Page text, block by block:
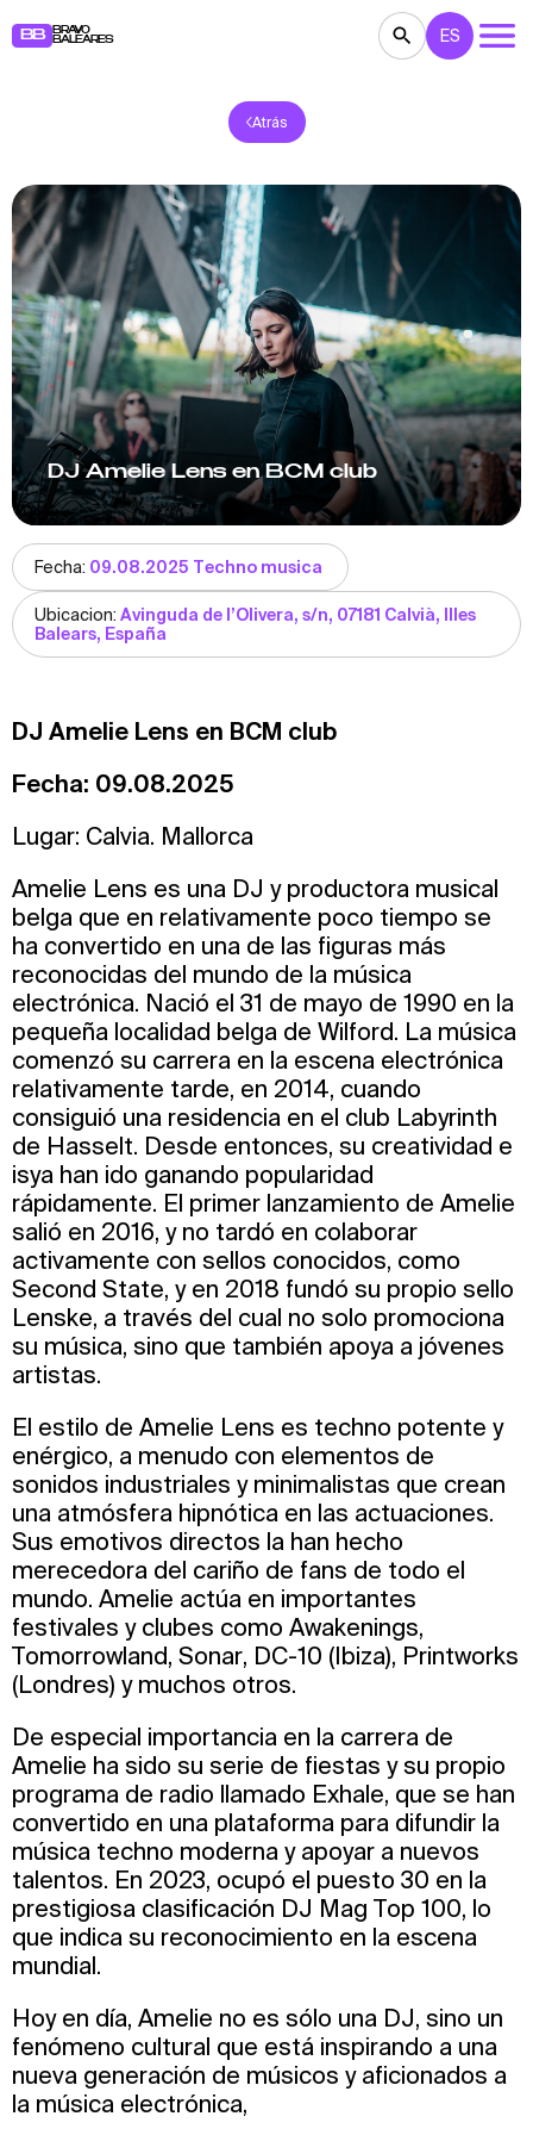
BB
BRAVO
BALEARES
TEATRO
RESTAURANTES MERCADILLOS
PARA NIÑOS BB NOTE
ES
Atrás
DJ Amelie Lens en BCM club
Fecha: 09.08.2025 Techno musica
Ubicacion: Avinguda de l’Olivera, s/n, 07181 Calvià, Illes
Balears, España
DJ Amelie Lens en BCM club
Fecha: 09.08.2025
Lugar: Calvia. Mallorca
Amelie Lens es una DJ y productora musical
belga que en relativamente poco tiempo se
ha convertido en una de las figuras más
reconocidas del mundo de la música
electrónica. Nació el 31 de mayo de 1990 en la
pequeña localidad belga de Wilford. La música
comenzó su carrera en la escena electrónica
relativamente tarde, en 2014, cuando
consiguió una residencia en el club Labyrinth
de Hasselt. Desde entonces, su creatividad e
isya han ido ganando popularidad
rápidamente. El primer lanzamiento de Amelie
salió en 2016, y no tardó en colaborar
activamente con sellos conocidos, como
Second State, y en 2018 fundó su propio sello
Lenske, a través del cual no solo promociona
su música, sino que también apoya a jóvenes
artistas.
El estilo de Amelie Lens es techno potente y
enérgico, a menudo con elementos de
sonidos industriales y minimalistas que crean
una atmósfera hipnótica en las actuaciones.
Sus emotivos directos la han hecho
merecedora del cariño de fans de todo el
mundo. Amelie actúa en importantes
festivales y clubes como Awakenings,
Tomorrowland, Sonar, DC-10 (Ibiza), Printworks
(Londres) y muchos otros.
De especial importancia en la carrera de
Amelie ha sido su serie de fiestas y su propio
programa de radio llamado Exhale, que se han
convertido en una plataforma para difundir la
música techno moderna y apoyar a nuevos
talentos. En 2023, ocupó el puesto 30 en la
prestigiosa clasificación DJ Mag Top 100, lo
que indica su reconocimiento en la escena
mundial.
Hoy en día, Amelie no es sólo una DJ, sino un
fenómeno cultural que está inspirando a una
nueva generación de músicos y aficionados a
la música electrónica,